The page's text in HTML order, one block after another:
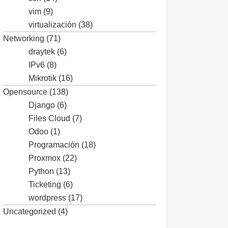
vim (9)
virtualización (38)
Networking (71)
draytek (6)
IPv6 (8)
Mikrotik (16)
Opensource (138)
Django (6)
Files Cloud (7)
Odoo (1)
Programación (18)
Proxmox (22)
Python (13)
Ticketing (6)
wordpress (17)
Uncategorized (4)